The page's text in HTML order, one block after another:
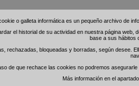
o galleta informática es un pequeño archivo de
el historial de su actividad en nuestra página
base a sus hábitos
rechazadas, bloqueadas y borradas, según desee.
de que rechace las cookies no podremos
Más información en el
o galleta informática es un pequeño archivo de
el historial de su actividad en nuestra página
base a sus hábitos
rechazadas, bloqueadas y borradas, según desee.
de que rechace las cookies no podremos
Más información en el